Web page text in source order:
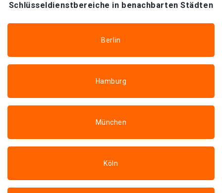
Schlüsseldienstbereiche in benachbarten Städten
Berlin
Hamburg
München
Köln